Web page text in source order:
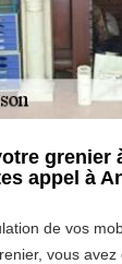
grenier
appel à
de vos
vous